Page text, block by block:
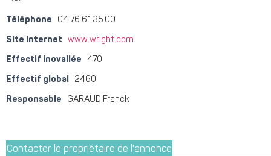
Téléphone 04 76 61 35 00
Site Internet www.wright.com
Effectif inovallée 470
Effectif global 2460
Responsable GARAUD Franck
Contacter le propriétaire de l'annonce